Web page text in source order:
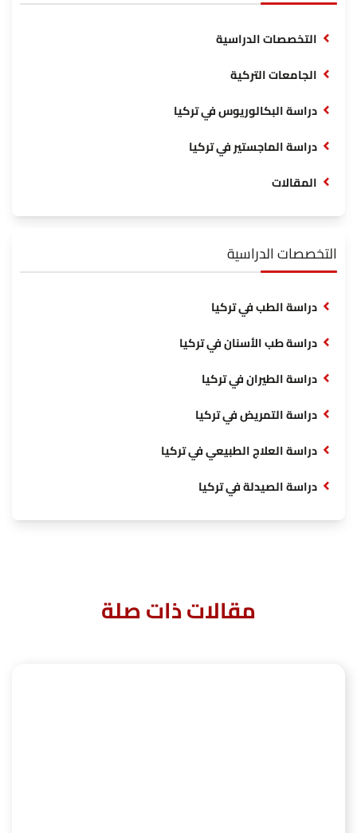
التخصصات الدراسية
الجامعات التركية
دراسة البكالوريوس في تركيا
دراسة الماجستير في تركيا
المقالات
التخصصات الدراسية
دراسة الطب في تركيا
دراسة طب الأسنان في تركيا
دراسة الطيران في تركيا
دراسة التمريض في تركيا
دراسة العلاج الطبيعي في تركيا
دراسة الصيدلة في تركيا
مقالات ذات صلة